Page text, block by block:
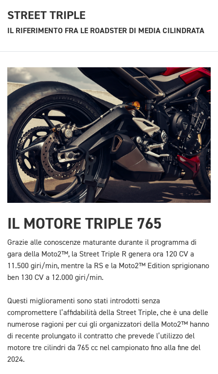
STREET TRIPLE
IL RIFERIMENTO FRA LE ROADSTER DI MEDIA CILINDRATA
IL MOTORE TRIPLE 765
Grazie alle conoscenze maturante durante il programma di
gara della Moto2™, la Street Triple R genera ora 120 CV a
11.500 giri/min, mentre la RS e la Moto2™ Edition sprigionano
ben 130 CV a 12.000 giri/min.
Questi miglioramenti sono stati introdotti senza
compromettere l’affidabilità della Street Triple, che è una delle
numerose ragioni per cui gli organizzatori della Moto2™ hanno
di recente prolungato il contratto che prevede l’utilizzo del
motore tre cilindri da 765 cc nel campionato fino alla fine del
2024.